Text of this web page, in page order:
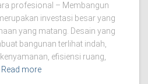
profesional – Membangun
investasi besar yang
yang matang. Desain yang
bangunan terlihat indah,
efisiensi ruang,
Read more